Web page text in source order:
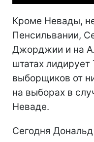
Кроме Невады,
Пенсильвании,
Джорджии и на
штатах лидирует
выборщиков от
на выборах в
Неваде.
Сегодня